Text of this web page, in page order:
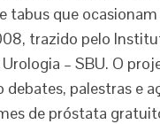
tabus que ocasionam
trazido pelo
– SBU. O
palestras e
de próstata